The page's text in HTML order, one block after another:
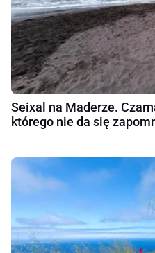
Seixal na Maderze.
którego nie da się